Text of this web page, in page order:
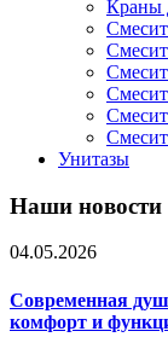
Краны
Унитазы
Наши новости
04.05.2026
Современная
комфорт и